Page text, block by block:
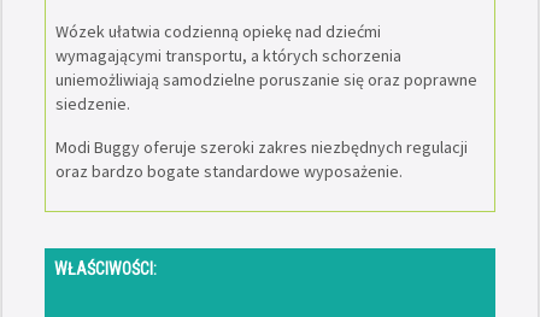
Wózek ułatwia codzienną opiekę nad dziećmi
wymagającymi transportu, a których schorzenia
uniemożliwiają samodzielne poruszanie się oraz poprawne
siedzenie.
Modi Buggy oferuje szeroki zakres niezbędnych regulacji
oraz bardzo bogate standardowe wyposażenie.
WŁAŚCIWOŚCI: